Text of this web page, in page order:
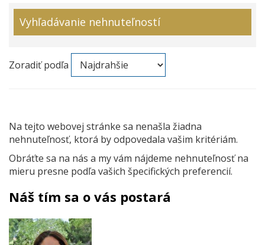
Vyhľadávanie nehnuteľností
Zoradiť podľa
Na tejto webovej stránke sa nenašla žiadna
nehnuteľnosť, ktorá by odpovedala vašim kritériám.
Obráťte sa na nás a my vám nájdeme nehnuteľnosť na
mieru presne podľa vašich špecifických preferencií.
Náš tím sa o vás postará